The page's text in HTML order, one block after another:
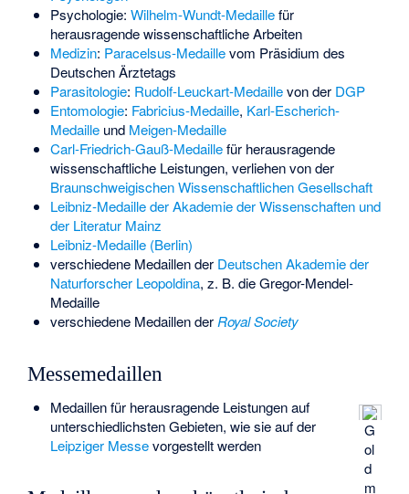
Psychologie: Wilhelm-Wundt-Medaillefür
herausragende wissenschaftliche Arbeiten
Medizin: Paracelsus-Medaillevom Präsidium des
Deutschen Ärztetags
Parasitologie: Rudolf-Leuckart-Medaillevon der DGP
Entomologie: Fabricius-Medaille, Karl-Escherich-
Medailleund Meigen-Medaille
Carl-Friedrich-Gauß-Medaillefür herausragende
wissenschaftliche Leistungen, verliehen von der
Braunschweigischen Wissenschaftlichen Gesellschaft
Leibniz-Medaille der Akademie der Wissenschaften und
der Literatur Mainz
Leibniz-Medaille (Berlin)
verschiedene Medaillen der Deutschen Akademie der
Naturforscher Leopoldina, z. B. die Gregor-Mendel-
Medaille
verschiedene Medaillen der Royal Society
Messemedaillen
G
ol
d
m
Medaillen für herausragende Leistungen auf
unterschiedlichsten Gebieten, wie sie auf der
Leipziger Messevorgestellt werden